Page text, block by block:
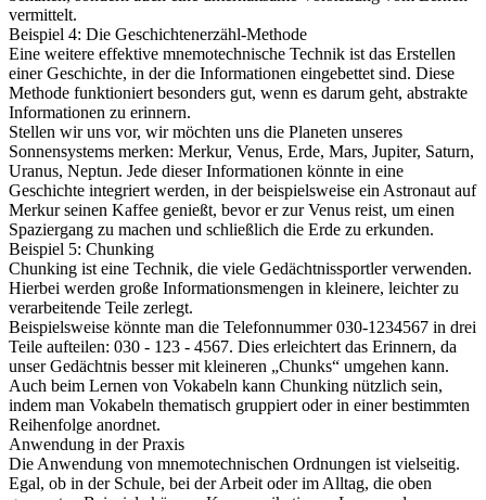
vermittelt.
Beispiel 4: Die Geschichtenerzähl-Methode
Eine weitere effektive mnemotechnische Technik ist das Erstellen
einer Geschichte, in der die Informationen eingebettet sind. Diese
Methode funktioniert besonders gut, wenn es darum geht, abstrakte
Informationen zu erinnern.
Stellen wir uns vor, wir möchten uns die Planeten unseres
Sonnensystems merken: Merkur, Venus, Erde, Mars, Jupiter, Saturn,
Uranus, Neptun. Jede dieser Informationen könnte in eine
Geschichte integriert werden, in der beispielsweise ein Astronaut auf
Merkur seinen Kaffee genießt, bevor er zur Venus reist, um einen
Spaziergang zu machen und schließlich die Erde zu erkunden.
Beispiel 5: Chunking
Chunking ist eine Technik, die viele Gedächtnissportler verwenden.
Hierbei werden große Informationsmengen in kleinere, leichter zu
verarbeitende Teile zerlegt.
Beispielsweise könnte man die Telefonnummer 030-1234567 in drei
Teile aufteilen: 030 - 123 - 4567. Dies erleichtert das Erinnern, da
unser Gedächtnis besser mit kleineren „Chunks“ umgehen kann.
Auch beim Lernen von Vokabeln kann Chunking nützlich sein,
indem man Vokabeln thematisch gruppiert oder in einer bestimmten
Reihenfolge anordnet.
Anwendung in der Praxis
Die Anwendung von mnemotechnischen Ordnungen ist vielseitig.
Egal, ob in der Schule, bei der Arbeit oder im Alltag, die oben